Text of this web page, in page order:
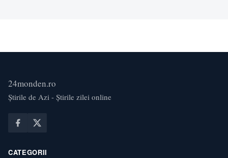
24monden.ro
Știrile de Azi - Știrile zilei online
CATEGORII